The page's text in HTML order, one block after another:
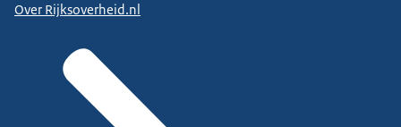
Over Rijksoverheid.nl